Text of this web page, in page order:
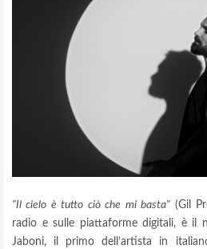
"Il cielo è tutto ciò che mi basta" (Gil
radio e sulle piattaforme digitali, è il
Jaboni, il primo dell’artista in